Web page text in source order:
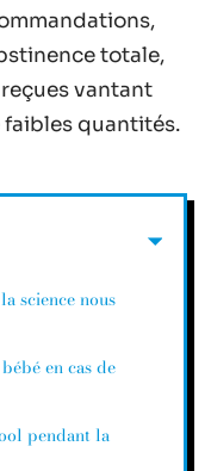
totale,
vantant
quantités.
science nous
en cas de
pendant la